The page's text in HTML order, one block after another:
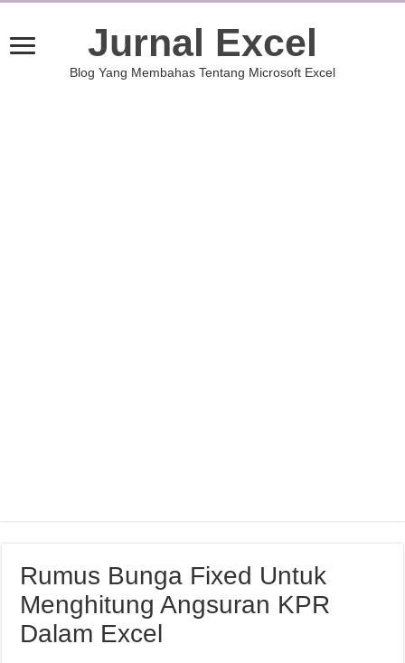
Jurnal Excel
Blog Yang Membahas Tentang Microsoft Excel
Rumus Bunga Fixed Untuk
Menghitung Angsuran KPR
Dalam Excel